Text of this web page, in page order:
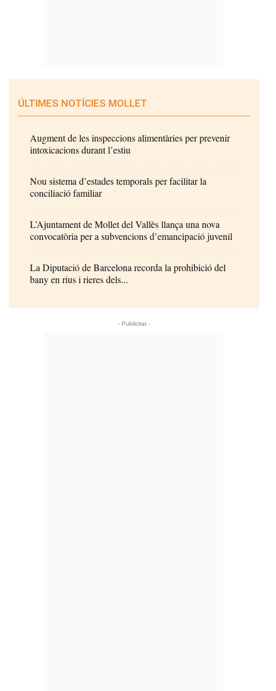
ÚLTIMES NOTÍCIES MOLLET
Augment de les inspeccions alimentàries per prevenir
intoxicacions durant l’estiu
Nou sistema d’estades temporals per facilitar la
conciliació familiar
L’Ajuntament de Mollet del Vallès llança una nova
convocatòria per a subvencions d’emancipació juvenil
La Diputació de Barcelona recorda la prohibició del
bany en rius i rieres dels...
- Publicitat -